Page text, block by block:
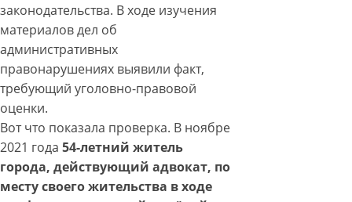
законодательства. В ходе изучения
материалов дел об
административных
правонарушениях выявили факт,
требующий уголовно-правовой
оценки.
Вот что показала проверка. В ноябре
2021 года 54-летний житель
города, действующий адвокат, по
месту своего жительства в ходе